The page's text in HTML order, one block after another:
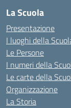
La Scuola
Presentazione
I luoghi della
Le Persone
I numeri della
Le carte della
Organizzazione
La Storia